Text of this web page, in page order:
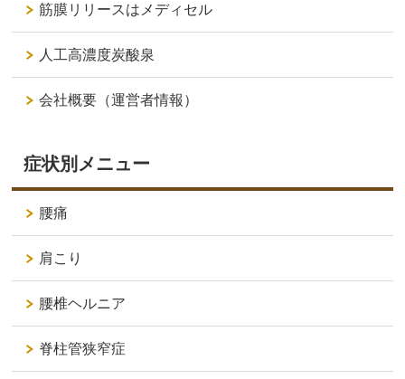
筋膜リリースはメディセル
人工高濃度炭酸泉
会社概要（運営者情報）
症状別メニュー
腰痛
肩こり
腰椎ヘルニア
脊柱管狭窄症